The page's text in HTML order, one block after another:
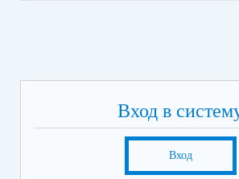
Вход в
Вход